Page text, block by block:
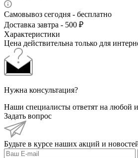
Самовывоз сегодня - бесплатно
Доставка завтра - 500 ₽
Характеристики
Цена действительна только для
Нужна консультация?
Наши специалисты ответят на любой
Задать вопрос
Будьте в курсе наших акций и